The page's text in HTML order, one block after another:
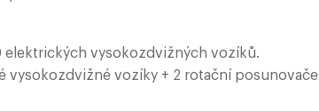
vysokozdvižných vozíků.
vysokozdvižné vozíky + 2 rotační posunovače